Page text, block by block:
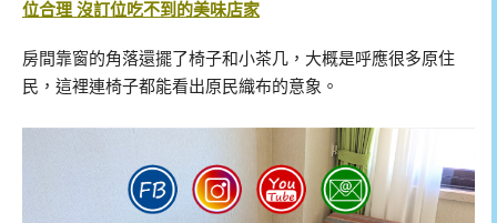
位合理 沒訂位吃不到的美味店家
房間靠窗的角落還擺了椅子和小茶几，大概是呼應很多原住
民，這裡連椅子都能看出原民織布的意象。